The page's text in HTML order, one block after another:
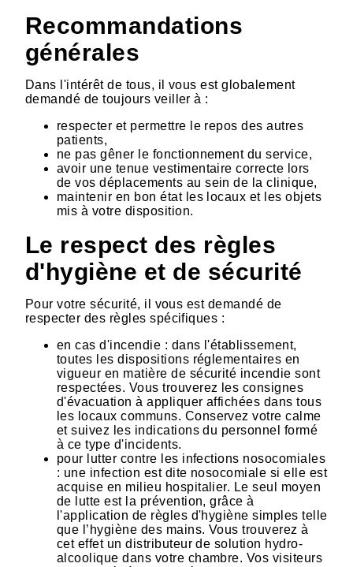
Recommandations
générales
Dans l'intérêt de tous, il vous est globalement
demandé de toujours veiller à :
respecter et permettre le repos des autres
patients,
ne pas gêner le fonctionnement du service,
avoir une tenue vestimentaire correcte lors
de vos déplacements au sein de la clinique,
maintenir en bon état les locaux et les objets
mis à votre disposition.
Le respect des règles
d'hygiène et de sécurité
Pour votre sécurité, il vous est demandé de
respecter des règles spécifiques :
en cas d'incendie : dans l'établissement,
toutes les dispositions réglementaires en
vigueur en matière de sécurité incendie sont
respectées. Vous trouverez les consignes
d'évacuation à appliquer affichées dans tous
les locaux communs. Conservez votre calme
et suivez les indications du personnel formé
à ce type d'incidents.
pour lutter contre les infections nosocomiales
: une infection est dite nosocomiale si elle est
acquise en milieu hospitalier. Le seul moyen
de lutte est la prévention, grâce à
l'application de règles d'hygiène simples telle
que l’hygiène des mains. Vous trouverez à
cet effet un distributeur de solution hydro-
alcoolique dans votre chambre. Vos visiteurs